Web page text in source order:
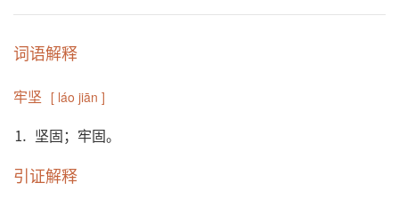
词语解释
牢坚 [ láo jiān ]
⒈ 坚固；牢固。
引证解释